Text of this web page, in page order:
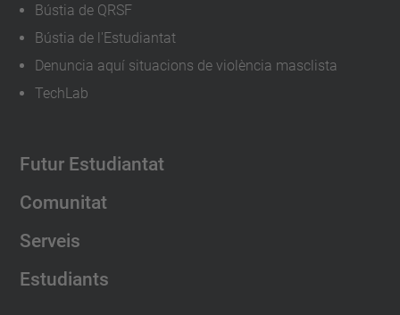
Bústia de QRSF
Bústia de l'Estudiantat
Denuncia aquí situacions de violència masclista
TechLab
Futur Estudiantat
Comunitat
Serveis
Estudiants